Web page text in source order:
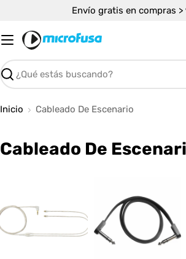
contenido
Envío gratis en compras
Buscar
Inicio Cableado De Escenario
C
e
c
Cableado De